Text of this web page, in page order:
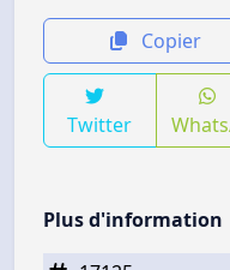
Copier
Twitter
Plus d'information